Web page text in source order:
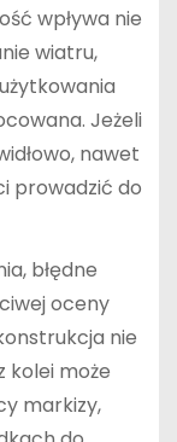
wpływa nie
wiatru,
Jeżeli
nawet
prowadzić do
błędne
oceny
nie
kolei może
markizy,